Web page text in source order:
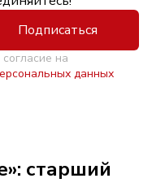
Подписаться
на
данных
старший